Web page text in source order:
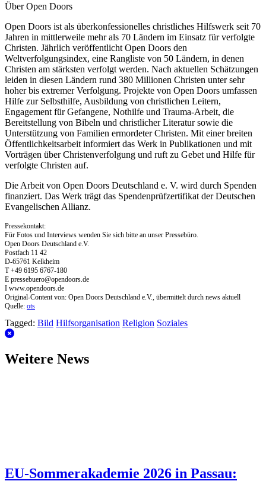
Über Open Doors
Open Doors ist als überkonfessionelles christliches Hilfswerk seit 70
Jahren in mittlerweile mehr als 70 Ländern im Einsatz für verfolgte
Christen. Jährlich veröffentlicht Open Doors den
Weltverfolgungsindex, eine Rangliste von 50 Ländern, in denen
Christen am stärksten verfolgt werden. Nach aktuellen Schätzungen
leiden in diesen Ländern rund 380 Millionen Christen unter sehr
hoher bis extremer Verfolgung. Projekte von Open Doors umfassen
Hilfe zur Selbsthilfe, Ausbildung von christlichen Leitern,
Engagement für Gefangene, Nothilfe und Trauma-Arbeit, die
Bereitstellung von Bibeln und christlicher Literatur sowie die
Unterstützung von Familien ermordeter Christen. Mit einer breiten
Öffentlichkeitsarbeit informiert das Werk in Publikationen und mit
Vorträgen über Christenverfolgung und ruft zu Gebet und Hilfe für
verfolgte Christen auf.
Die Arbeit von Open Doors Deutschland e. V. wird durch Spenden
finanziert. Das Werk trägt das Spendenprüfzertifikat der Deutschen
Evangelischen Allianz.
Pressekontakt:
Für Fotos und Interviews wenden Sie sich bitte an unser Pressebüro.
Open Doors Deutschland e.V.
Postfach 11 42
D-65761 Kelkheim
T +49 6195 6767-180
E pressebuero@opendoors.de
I www.opendoors.de
Original-Content von: Open Doors Deutschland e.V., übermittelt durch news aktuell
Quelle: ots
Tagged: Bild Hilfsorganisation Religion Soziales
Weitere News
EU-Sommerakademie 2026 in Passau: